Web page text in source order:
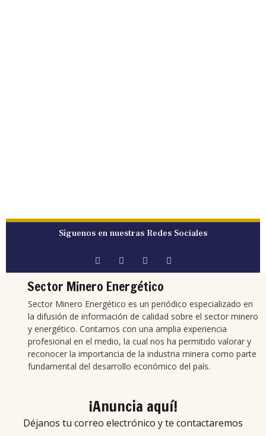
Síguenos en nuestras Redes Sociales
Sector Minero Energético
Sector Minero Energético es un periódico especializado en
la difusión de información de calidad sobre el sector minero
y energético. Contamos con una amplia experiencia
profesional en el medio, la cual nos ha permitido valorar y
reconocer la importancia de la industria minera como parte
fundamental del desarrollo económico del país.
¡Anuncia aquí!
Déjanos tu correo electrónico y te contactaremos